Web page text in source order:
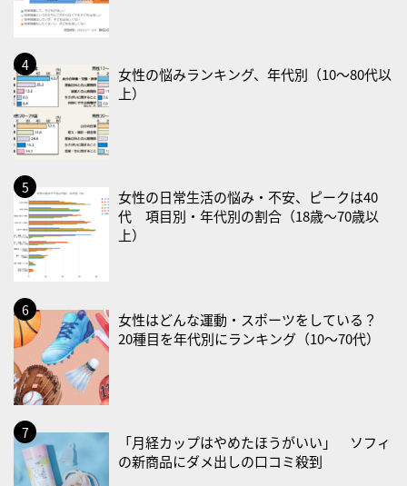
2026/08/23(日)
・不眠の日
・乳酸菌の日
2026/08/25(火)
・いたわり肌の日
2026/08/26(水)
・風呂の日
2026/08/29(土)
・筋肉強化の日
2026/08/30(日)
・ＥＰＡの日
2026/08/31(月)
・菜の日
・血管内破砕術（IVL）の日
2026/09/01(火)
・がん征圧月間
・世界アルツハイマー月間
女性の悩みランキング、年代別（10〜80代以
上）
女性の日常生活の悩み・不安、ピークは40
代 項目別・年代別の割合（18歳〜70歳以
上）
女性はどんな運動・スポーツをしている？
20種目を年代別にランキング（10〜70代）
「月経カップはやめたほうがいい」 ソフィ
の新商品にダメ出しの口コミ殺到